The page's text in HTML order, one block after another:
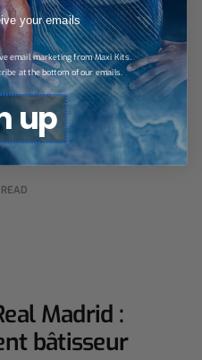
l’ouverture en 1947 à la
d’euros, retour sur
du Real Madrid.
Madrid :
bâtisseur
your emails
email marketing from Maxi Kits.
at the bottom of our emails.
up